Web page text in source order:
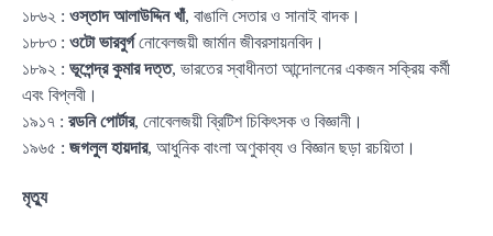
১৮৬২ : ওস্তাদ আলাউদ্দিন খাঁ, বাঙালি সেতার ও সানাই বাদক।
১৮৮৩ : ওটো ভারবুর্গনোবেলজয়ী জার্মান জীবরসায়নবিদ।
১৮৯২ : ভূপেন্দ্র কুমার দত্ত, ভারতের স্বাধীনতা আন্দোলনের একজন সক্রিয় কর্মী
এবং বিপ্লবী।
১৯১৭ : রডনি পোর্টার, নোবেলজয়ী ব্রিটিশ চিকিৎসক ও বিজ্ঞানী।
১৯৬৫ : জগলুল হায়দার, আধুনিক বাংলা অণুকাব্য ও বিজ্ঞান ছড়া রচয়িতা।
মৃত্যু